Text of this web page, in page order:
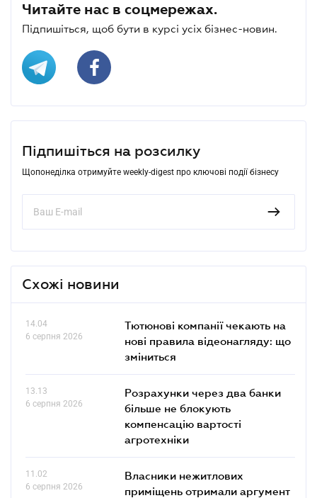
Читайте нас в соцмережах.
Підпишіться, щоб бути в курсі усіх бізнес-новин.
Підпишіться на розсилку
Щопонеділка отримуйте weekly-digest про ключові події бізнесу
Схожі новини
14.04
6 серпня 2026
Тютюнові компанії чекають на
нові правила відеонагляду: що
зміниться
13.13
6 серпня 2026
Розрахунки через два банки
більше не блокують
компенсацію вартості
агротехніки
11.02
6 серпня 2026
Власники нежитлових
приміщень отримали аргумент